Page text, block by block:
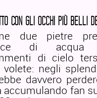
CON GLI OCCHI PIÙ BELLI
due pietre
di acqua
di cielo
volete: negli
davvero
fan